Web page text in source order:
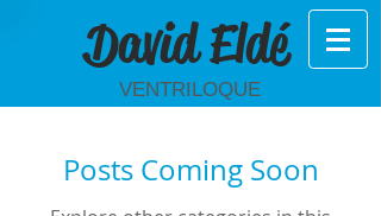
David Eldé
VENTRILOQUE
Posts Coming Soon